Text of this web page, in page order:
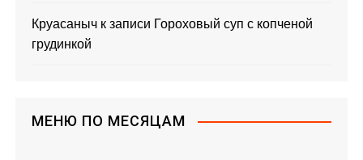
Круасаныч к записи Гороховый суп с копченой
грудинкой
МЕНЮ ПО МЕСЯЦАМ